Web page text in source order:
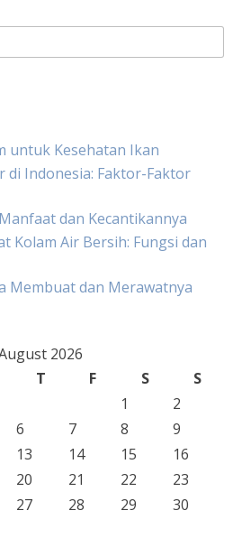
untuk Kesehatan Ikan
di Indonesia: Faktor-Faktor
dan Kecantikannya
Kolam Air Bersih: Fungsi dan
Membuat dan Merawatnya
2026
T F S
S
1
2
6 7 8
9
13 14 15
16
20 21 22
23
27 28 29
30